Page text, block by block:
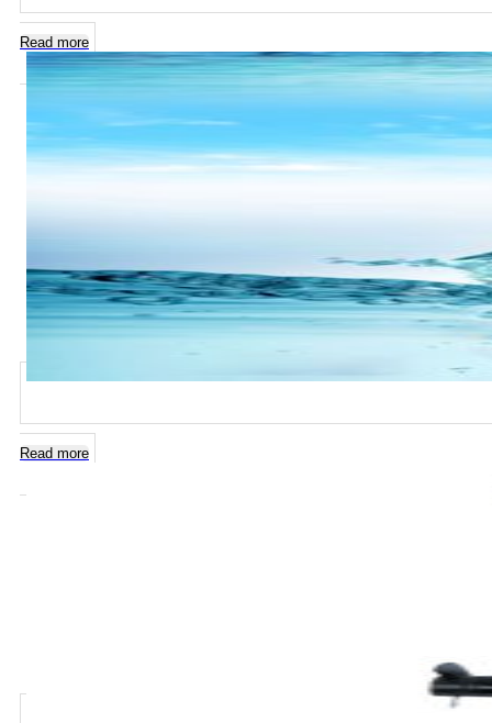
Read more
Read more